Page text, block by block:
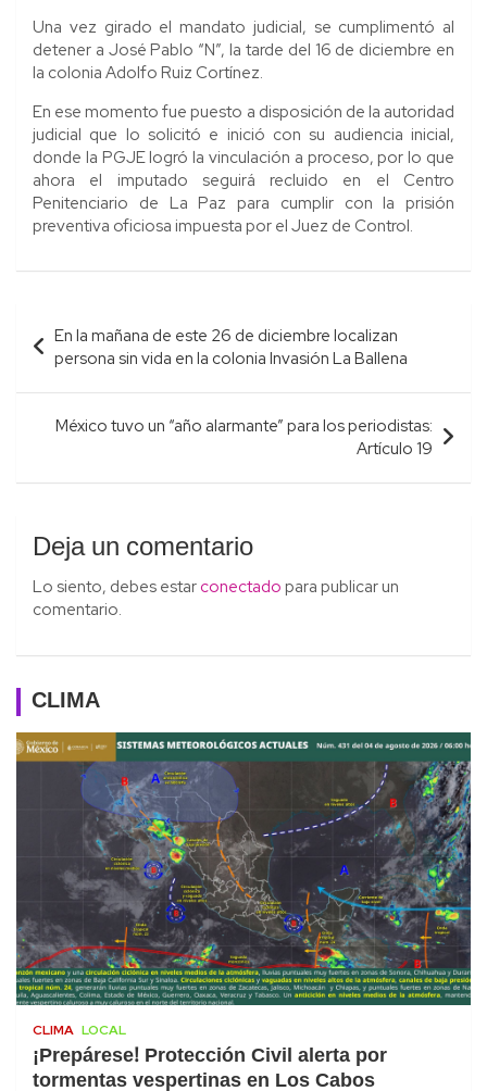
Una vez girado el mandato judicial, se cumplimentó al
detener a José Pablo “N”, la tarde del 16 de diciembre en
la colonia Adolfo Ruiz Cortínez.
En ese momento fue puesto a disposición de la autoridad
judicial que lo solicitó e inició con su audiencia inicial,
donde la PGJE logró la vinculación a proceso, por lo que
ahora el imputado seguirá recluido en el Centro
Penitenciario de La Paz para cumplir con la prisión
preventiva oficiosa impuesta por el Juez de Control.
Navegación
de
entradas
En la mañana de este 26 de diciembre localizan
persona sin vida en la colonia Invasión La Ballena
México tuvo un “año alarmante” para los periodistas:
Artículo 19
Deja un comentario
Lo siento, debes estar conectado para publicar un
comentario.
CLIMA
CLIMA LOCAL
¡Prepárese! Protección Civil alerta por
tormentas vespertinas en Los Cabos